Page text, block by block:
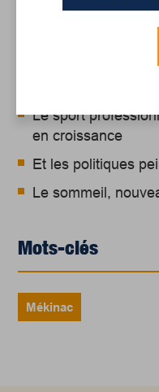
Un siècle de
Le sport
en croissance
Et les politiques
Le sommeil,
Mots-clés
Mékinac